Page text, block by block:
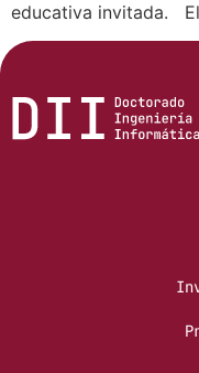
educativa invitada.